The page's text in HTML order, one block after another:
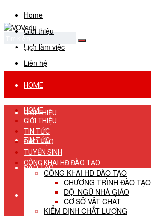
Home
Giới thiệu
Lịch làm việc
Liên hệ
No Result
View All Result
HOME
GIỚI THIỆU
TIN TỨC
ĐÀO TẠO
TUYỂN SINH
HOME
GIỚI THIỆU
TIN TỨC
ĐÀO TẠO
TUYỂN SINH
CÔNG KHAI HĐ ĐÀO TẠO
CÔNG KHAI HĐ ĐÀO TẠO
CHƯƠNG TRÌNH ĐÀO TẠO
ĐỘI NGŨ NHÀ GIÁO
CƠ SỞ VẬT CHẤT
KIỂM ĐỊNH CHẤT LƯỢNG